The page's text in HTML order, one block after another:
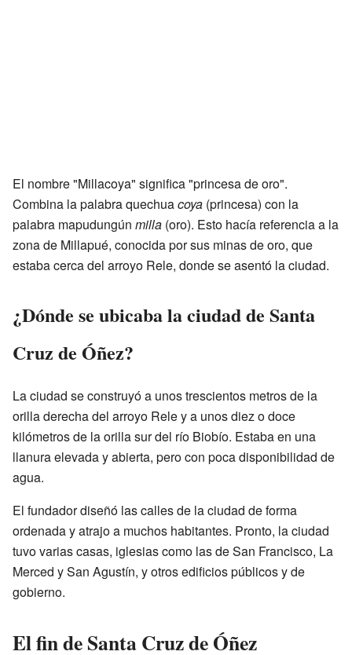
El nombre "Millacoya" significa "princesa de oro".
Combina la palabra quechuacoya (princesa) con la
palabra mapudungún milla (oro). Esto hacía referencia a la
zona de Millapué, conocida por sus minas de oro, que
estaba cerca del arroyo Rele, donde se asentó la ciudad.
¿Dónde se ubicaba la ciudad de Santa
Cruz de Óñez?
La ciudad se construyó a unos trescientos metros de la
orilla derecha del arroyo Rele y a unos diez o doce
kilómetros de la orilla sur del río Biobío. Estaba en una
llanura elevada y abierta, pero con poca disponibilidad de
agua.
El fundador diseñó las calles de la ciudad de forma
ordenada y atrajo a muchos habitantes. Pronto, la ciudad
tuvo varias casas, iglesias como las de San Francisco, La
Merced y San Agustín, y otros edificios públicos y de
gobierno.
El fin de Santa Cruz de Óñez